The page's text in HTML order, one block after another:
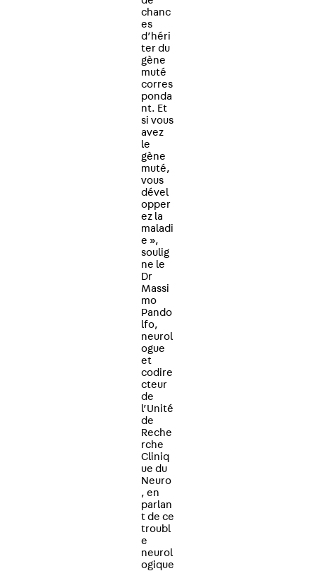
chanc
es
d’héri
ter du
gène
muté
corres
ponda
nt. Et
si vous
avez
le
gène
muté,
vous
dével
opper
ez la
maladi
e »,
soulig
ne le
Dr
Massi
mo
Pando
lfo,
neurol
ogue
et
codire
cteur
de
l’Unité
de
Reche
rche
Cliniq
ue du
Neuro
, en
parlan
t de ce
troubl
e
neurol
ogique